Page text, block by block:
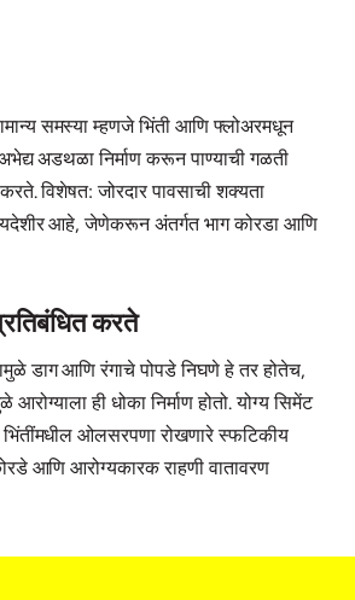
समस्या म्हणजे भिंती आणि फ्लोअरमधून
अडथळा निर्माण करून पाण्याची गळती
विशेषत: जोरदार पावसाची शक्यता
आहे, जेणेकरून अंतर्गत भाग कोरडा आणि
करते
डाग आणि रंगाचे पोपडे निघणे हे तर होतेच,
आरोग्याला ही धोका निर्माण होतो. योग्य सिमेंट
ओलसरपणा रोखणारे स्फटिकीय
आणि आरोग्यकारक राहणी वातावरण